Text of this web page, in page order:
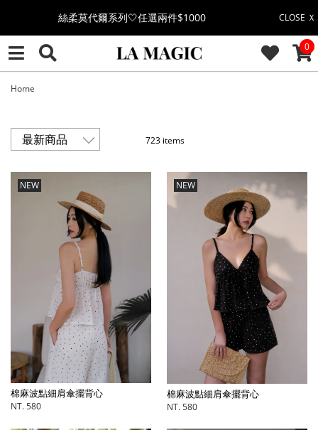
CLOSE Ｘ
絲柔莫代爾系列🤍任選兩件$1000
果凍棉系列⭐2件$1100|4件$2000|6件$2700
萊卡棉系列💫 2件$1100 | 4件$2000 | 6件$2700
感恩回饋價🎁零修圖系列$399起>
全館滿$3000即贈「夏日條紋草編包」👜
0
Home
723 items
NEW
棉麻波點細肩傘擺背心
NT. 580
NEW
棉麻波點細肩傘擺背心
NT. 580